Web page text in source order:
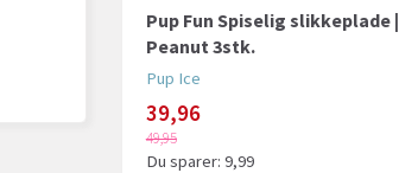
Pup Fun Spiselig slikkeplade |
Peanut 3stk.
Pup Ice
39,96
49,95
Du sparer: 9,99